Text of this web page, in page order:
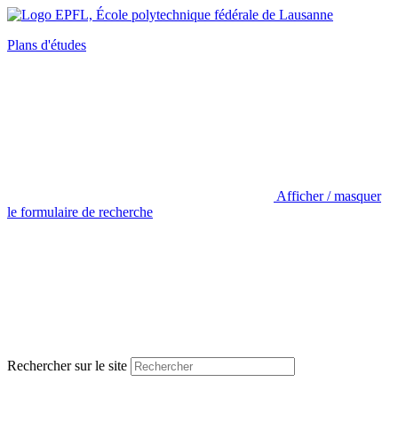
Plans d'études
Afficher / masquer
le formulaire de recherche
Rechercher sur le site